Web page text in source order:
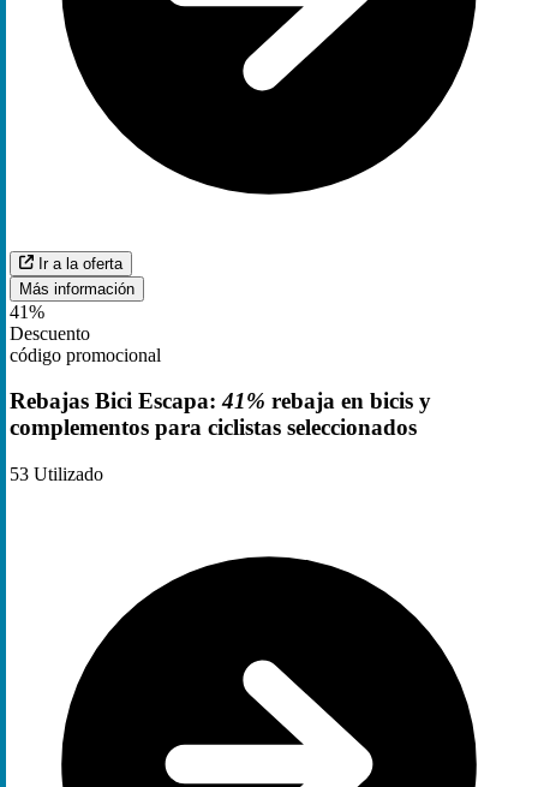
Ir a la oferta
Más información
41%
Descuento
código promocional
Rebajas Bici Escapa:41% rebaja en bicis y
complementos para ciclistas seleccionados
53 Utilizado